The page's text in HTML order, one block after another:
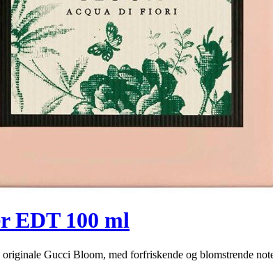
EDT 100 ml
Gucci Bloom, med forfriskende og blomstrende